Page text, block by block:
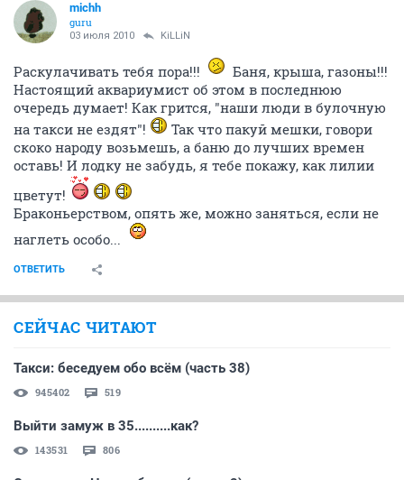
michh
guru
03 июля 2010 KiLLiN
Раскулачивать тебя пора!!!
Баня, крыша, газоны!!!
Настоящий аквариумист об этом в последнюю
очередь думает! Как грится, "наши люди в булочную
на такси не ездят"!
Так что пакуй мешки, говори
скоко народу возьмешь, а баню до лучших времен
оставь! И лодку не забудь, я тебе покажу, как лилии
цветут!
Браконьерством, опять же, можно заняться, если не
наглеть особо...
ОТВЕТИТЬ
СЕЙЧАС ЧИТАЮТ
Такси: беседуем обо всём (часть 38)
945402 519
Выйти замуж в 35..........как?
143531 806